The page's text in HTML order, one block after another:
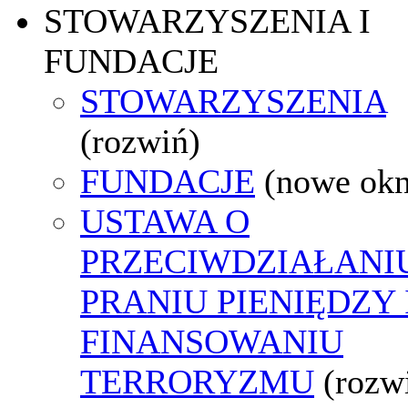
STOWARZYSZENIA I
FUNDACJE
STOWARZYSZENIA
(rozwiń)
FUNDACJE (nowe
USTAWA O
PRANIU PIENIĘDZY
FINANSOWANIU
TERRORYZMU